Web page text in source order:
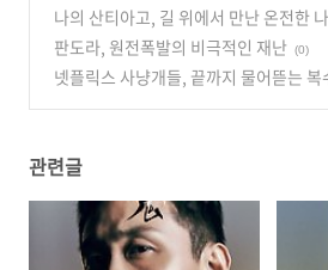
나의 산티아고, 길 위에서 만난 온전한 나
판도라, 원전폭발의 비극적인 재난 (0)
넷플릭스 사냥개들, 끝까지 물어뜯는 복
관련글